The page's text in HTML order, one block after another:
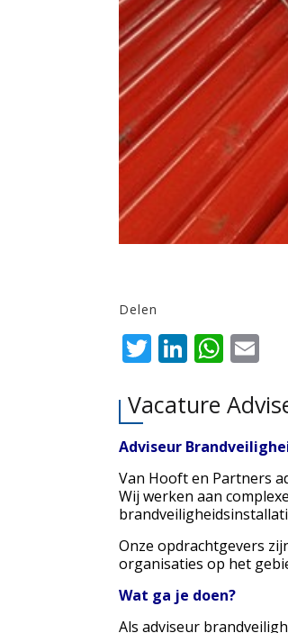
Delen
Twitter
Vacature
Adviseur
Van Hooft en Partners
Wij werken aan
Onze opdrachtgevers
organisaties op het
Wat ga je doen?
Als adviseur